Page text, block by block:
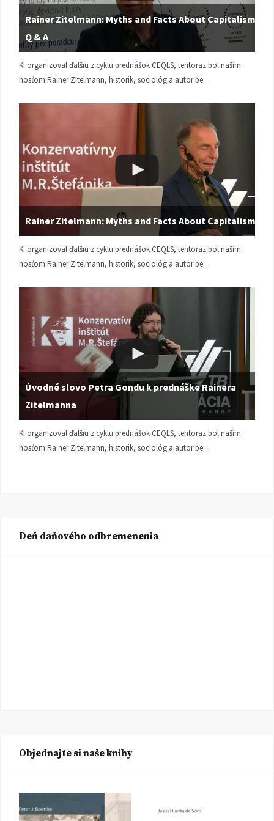
Rainer Zitelmann: Myths and Facts About Capitalism |
Q & A
KI organizoval ďalšiu z cyklu prednášok CEQLS, tentoraz bol naším
hosťom Rainer Zitelmann, historik, sociológ a autor be…
Rainer Zitelmann: Myths and Facts About Capitalism
KI organizoval ďalšiu z cyklu prednášok CEQLS, tentoraz bol naším
hosťom Rainer Zitelmann, historik, sociológ a autor be…
Úvodné slovo Petra Gondu k prednáške Rainera
Zitelmanna
KI organizoval ďalšiu z cyklu prednášok CEQLS, tentoraz bol naším
hosťom Rainer Zitelmann, historik, sociológ a autor be…
Deň daňového odbremenenia
Objednajte si naše knihy